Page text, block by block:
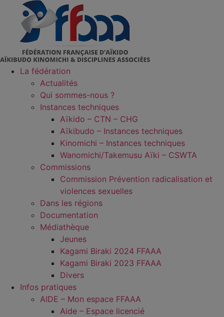
contenu
La fédération
Actualités
Qui sommes-nous ?
Instances techniques
Aïkido – CTN – CHG
Aïkibudo – Instances techniques
Kinomichi – Instances techniques
Wanomichi/Takemusu Aïki – CSWTA
Commissions
Commission Prévention radicalisation et
violences sexuelles
Dans les régions
Documentation
Médiathèque
Jeunes
Kagami Biraki 2024 FFAAA
Kagami Biraki 2023 FFAAA
Divers
Infos pratiques
AIDE – Mon espace FFAAA
Aide – Espace licencié